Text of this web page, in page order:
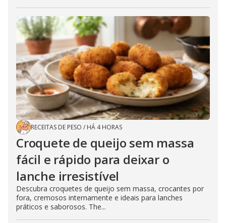
RECEITAS DE PESO / HÁ 4 HORAS
Croquete de queijo sem massa
fácil e rápido para deixar o
lanche irresistível
Descubra croquetes de queijo sem massa, crocantes por
fora, cremosos internamente e ideais para lanches
práticos e saborosos. The...